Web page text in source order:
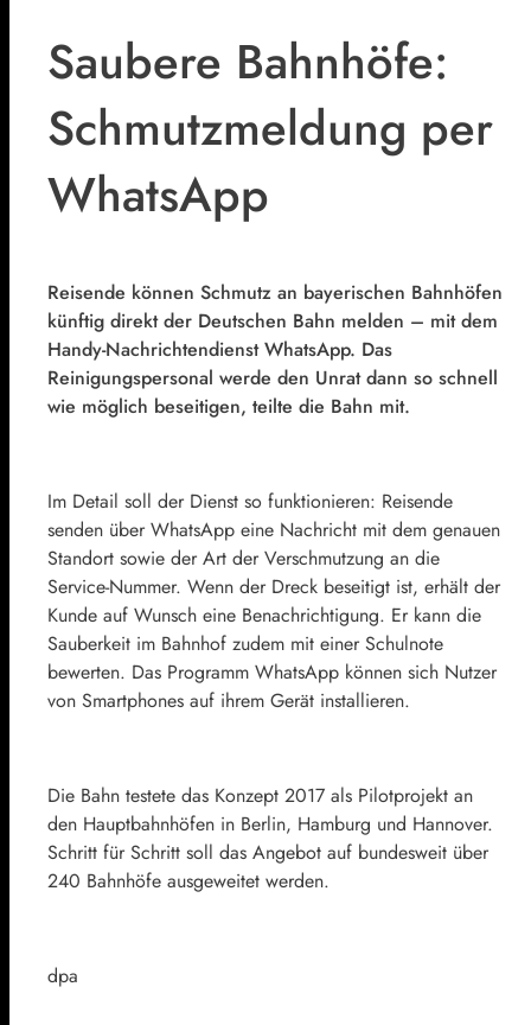
Saubere Bahnhöfe:
Schmutzmeldung per
WhatsApp
Reisende können Schmutz an bayerischen Bahnhöfen
künftig direkt der Deutschen Bahn melden – mit dem
Handy-Nachrichtendienst WhatsApp. Das
Reinigungspersonal werde den Unrat dann so schnell
wie möglich beseitigen, teilte die Bahn mit.
Im Detail soll der Dienst so funktionieren: Reisende
senden über WhatsApp eine Nachricht mit dem genauen
Standort sowie der Art der Verschmutzung an die
Service-Nummer. Wenn der Dreck beseitigt ist, erhält der
Kunde auf Wunsch eine Benachrichtigung. Er kann die
Sauberkeit im Bahnhof zudem mit einer Schulnote
bewerten. Das Programm WhatsApp können sich Nutzer
von Smartphones auf ihrem Gerät installieren.
Die Bahn testete das Konzept 2017 als Pilotprojekt an
den Hauptbahnhöfen in Berlin, Hamburg und Hannover.
Schritt für Schritt soll das Angebot auf bundesweit über
240 Bahnhöfe ausgeweitet werden.
dpa